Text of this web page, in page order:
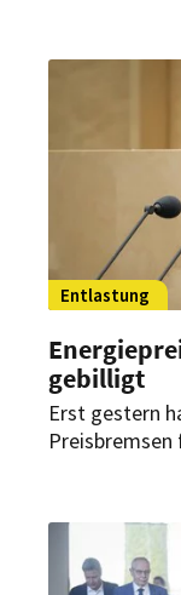
Entlastung
gebilligt
Erst gestern
Preisbremsen
der stark